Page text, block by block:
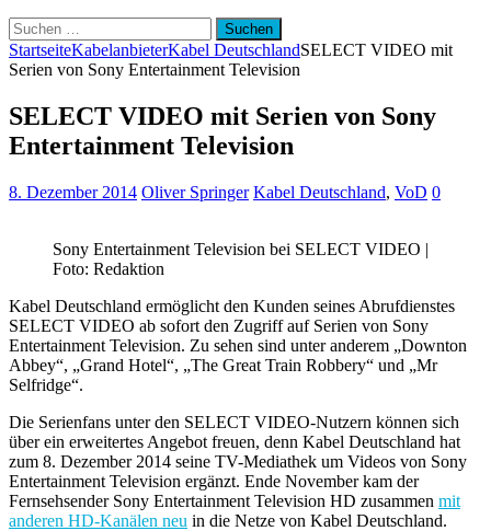
Suchen
nach:
StartseiteKabelanbieterKabel DeutschlandSELECT VIDEO mit
Serien von Sony Entertainment Television
SELECT VIDEO mit Serien von Sony
Entertainment Television
8. Dezember 2014 Oliver Springer Kabel Deutschland, VoD 0
Sony Entertainment Television bei SELECT VIDEO |
Foto: Redaktion
Kabel Deutschland ermöglicht den Kunden seines Abrufdienstes
SELECT VIDEO ab sofort den Zugriff auf Serien von Sony
Entertainment Television. Zu sehen sind unter anderem „Downton
Abbey“, „Grand Hotel“, „The Great Train Robbery“ und „Mr
Selfridge“.
Die Serienfans unter den SELECT VIDEO-Nutzern können sich
über ein erweitertes Angebot freuen, denn Kabel Deutschland hat
zum 8. Dezember 2014 seine TV-Mediathek um Videos von Sony
Entertainment Television ergänzt. Ende November kam der
Fernsehsender Sony Entertainment Television HD zusammen mit
anderen HD-Kanälen neu in die Netze von Kabel Deutschland.